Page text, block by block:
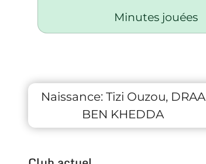
Minutes jouées
Naissance: Tizi Ouzou, DRAA
BEN KHEDDA